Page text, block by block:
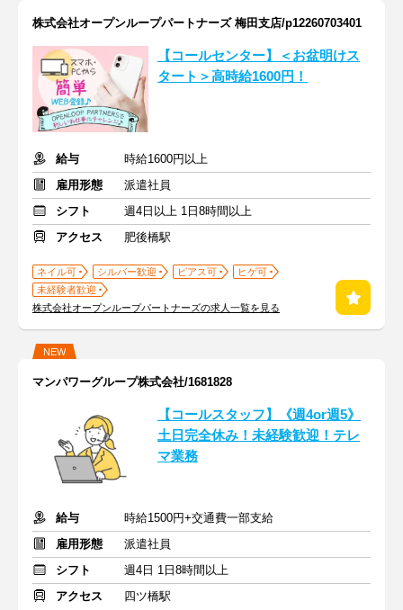
株式会社オープンループパートナーズ 梅田支店/p12260703401
【コールセンター】＜お盆明けス
タート＞高時給1600円！
給与
時給1600円以上
雇用形態
派遣社員
シフト
週4日以上 1日8時間以上
アクセス
肥後橋駅
ネイル可 シルバー歓迎 ピアス可
ヒゲ可
未経験者歓迎
株式会社オープンループパートナーズの求人一覧を見る
NEW
マンパワーグループ株式会社/1681828
【コールスタッフ】《週4or週5》
土日完全休み！未経験歓迎！テレ
マ業務
給与
時給1500円+交通費一部支給
雇用形態
派遣社員
シフト
週4日 1日8時間以上
アクセス
四ツ橋駅